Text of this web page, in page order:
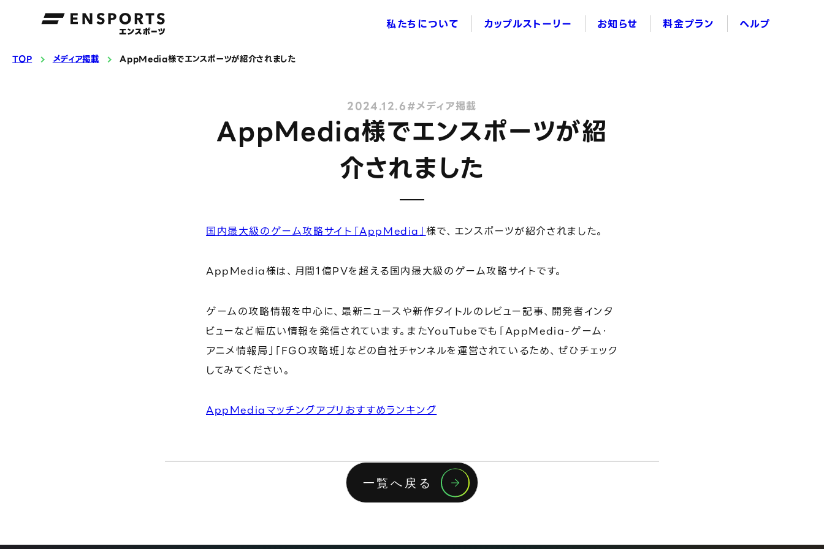
私たちについて カップルストーリー お知らせ 料金プラン ヘルプ
TOP メディア掲載 AppMedia様でエンスポーツが紹介されました
2024.12.6#メディア掲載
AppMedia様でエンスポーツが紹
介されました
国内最大級のゲーム攻略サイト「AppMedia」様で、エンスポーツが紹介されました。
AppMedia様は、月間1億PVを超える国内最大級のゲーム攻略サイトです。
ゲームの攻略情報を中心に、最新ニュースや新作タイトルのレビュー記事、開発者インタ
ビューなど幅広い情報を発信されています。またYouTubeでも「AppMedia-ゲーム・
アニメ情報局」「FGO攻略班」などの自社チャンネルを運営されているため、ぜひチェック
してみてください。
AppMediaマッチングアプリおすすめランキング
一覧へ戻る